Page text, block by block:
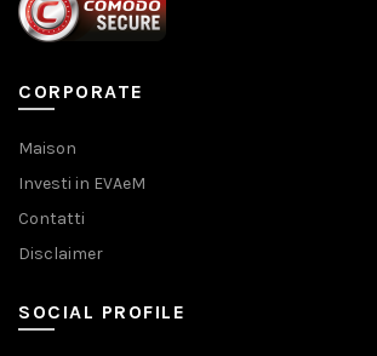
CORPORATE
Maison
Investi in EVAeM
Contatti
Disclaimer
SOCIAL PROFILE